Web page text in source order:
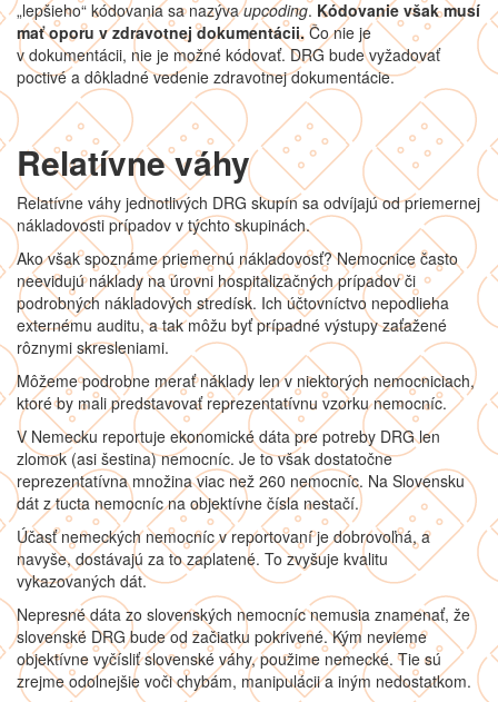
„lepšieho“ kódovania sa nazývaupcoding. Kódovanie však musí
mať oporu v zdravotnej dokumentácii. Čo nie je
v dokumentácii, nie je možné kódovať. DRG bude vyžadovať
poctivé a dôkladné vedenie zdravotnej dokumentácie.
Relatívne váhy
Relatívne váhy jednotlivých DRG skupín sa odvíjajú od priemernej
nákladovosti prípadov v týchto skupinách.
Ako však spoznáme priemernú nákladovosť? Nemocnice často
neevidujú náklady na úrovni hospitalizačných prípadov či
podrobných nákladových stredísk. Ich účtovníctvo nepodlieha
externému auditu, a tak môžu byť prípadné výstupy zaťažené
rôznymi skresleniami.
Môžeme podrobne merať náklady len v niektorých nemocniciach,
ktoré by mali predstavovať reprezentatívnu vzorku nemocníc.
V Nemecku reportuje ekonomické dáta pre potreby DRG len
zlomok (asi šestina) nemocníc. Je to však dostatočne
reprezentatívna množina viac než 260 nemocníc. Na Slovensku
dát z tucta nemocníc na objektívne čísla nestačí.
Účasť nemeckých nemocníc v reportovaní je dobrovoľná, a
navyše, dostávajú za to zaplatené. To zvyšuje kvalitu
vykazovaných dát.
Nepresné dáta zo slovenských nemocníc nemusia znamenať, že
slovenské DRG bude od začiatku pokrivené. Kým nevieme
objektívne vyčísliť slovenské váhy, použime nemecké. Tie sú
zrejme odolnejšie voči chybám, manipulácii a iným nedostatkom.